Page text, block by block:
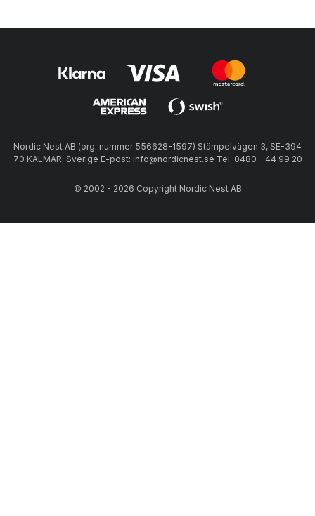
Nordic Nest AB (org. nummer 556628-1597) Stämpelvägen 3, SE-394
70 KALMAR, Sverige E-post: info@nordicnest.se Tel. 0480 - 44 99 20
© 2002 - 2026 Copyright Nordic Nest AB